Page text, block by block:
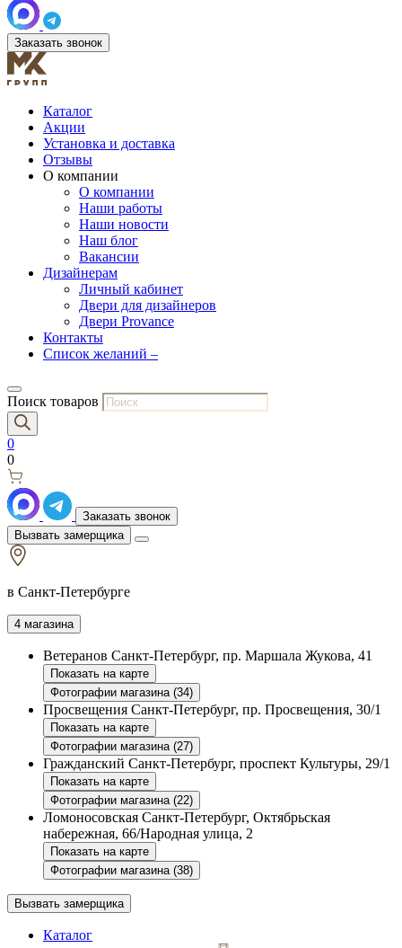
Заказать звонок
Каталог
Акции
Установка и доставка
Отзывы
О компании
О компании
Наши работы
Наши новости
Наш блог
Вакансии
Дизайнерам
Личный кабинет
Двери для дизайнеров
Двери Provance
Контакты
Список желаний –
Поиск товаров
0
0
Заказать звонок
Вызвать замерщика
в Санкт-Петербурге
4 магазина
Ветеранов Санкт-Петербург, пр. Маршала Жукова, 41
Показать на карте
Фотографии магазина (34)
Просвещения Санкт-Петербург, пр. Просвещения, 30/1
Показать на карте
Фотографии магазина (27)
Гражданский Санкт-Петербург, проспект Культуры, 29/1
Показать на карте
Фотографии магазина (22)
Ломоносовская Санкт-Петербург, Октябрьская
набережная, 66/Народная улица, 2
Показать на карте
Фотографии магазина (38)
Вызвать замерщика
Каталог